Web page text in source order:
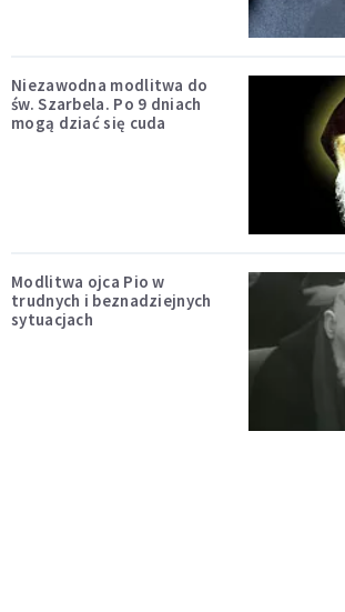
Niezawodna modlitwa do
św. Szarbela. Po 9 dniach
mogą dziać się cuda
Modlitwa ojca Pio w
trudnych i beznadziejnych
sytuacjach